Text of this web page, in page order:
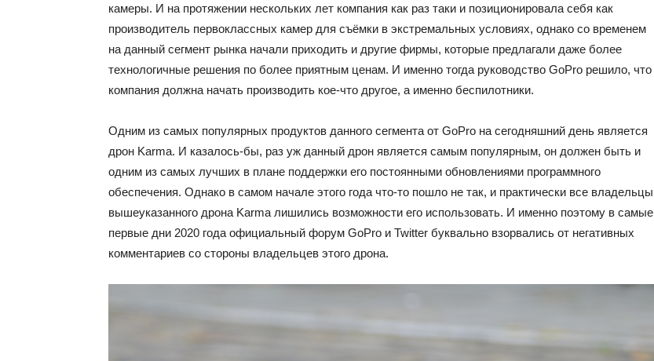
камеры. И на протяжении нескольких лет компания как раз таки и позиционировала себя как
производитель первоклассных камер для съёмки в экстремальных условиях, однако со временем
на данный сегмент рынка начали приходить и другие фирмы, которые предлагали даже более
технологичные решения по более приятным ценам. И именно тогда руководство GoPro решило, что
компания должна начать производить кое-что другое, а именно беспилотники.
Одним из самых популярных продуктов данного сегмента от GoPro на сегодняшний день является
дрон Karma. И казалось-бы, раз уж данный дрон является самым популярным, он должен быть и
одним из самых лучших в плане поддержки его постоянными обновлениями программного
обеспечения. Однако в самом начале этого года что-то пошло не так, и практически все владельцы
вышеуказанного дрона Karma лишились возможности его использовать. И именно поэтому в самые
первые дни 2020 года официальный форум GoPro и Twitter буквально взорвались от негативных
комментариев со стороны владельцев этого дрона.